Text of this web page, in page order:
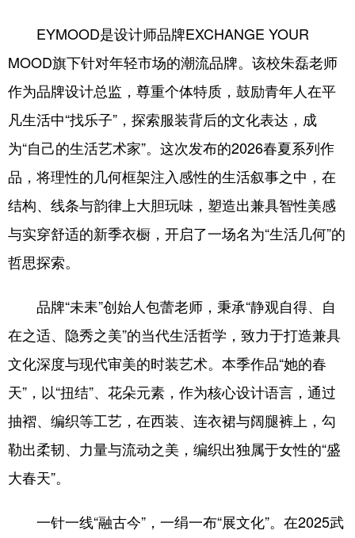
EYMOOD是设计师品牌EXCHANGE YOUR
MOOD旗下针对年轻市场的潮流品牌。该校朱磊老师
作为品牌设计总监，尊重个体特质，鼓励青年人在平
凡生活中“找乐子”，探索服装背后的文化表达，成
为“自己的生活艺术家”。这次发布的2026春夏系列作
品，将理性的几何框架注入感性的生活叙事之中，在
结构、线条与韵律上大胆玩味，塑造出兼具智性美感
与实穿舒适的新季衣橱，开启了一场名为“生活几何”的
哲思探索。
品牌“未耒”创始人包蕾老师，秉承“静观自得、自
在之适、隐秀之美”的当代生活哲学，致力于打造兼具
文化深度与现代审美的时装艺术。本季作品“她的春
天”，以“扭结”、花朵元素，作为核心设计语言，通过
抽褶、编织等工艺，在西装、连衣裙与阔腿裤上，勾
勒出柔韧、力量与流动之美，编织出独属于女性的“盛
大春天”。
一针一线“融古今”，一绢一布“展文化”。在2025武